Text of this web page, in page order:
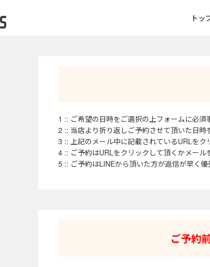
トッ
1 :: ご希望の日時をご選択の上フォームに必須
2 :: 当店より折り返しご予約させて頂いた日
3 :: 上記のメール中に記載されているURLを
4 :: ご予約はURLをクリックして頂くかメー
5 :: ご予約はLINEから頂いた方が返信が早く優
ご予約